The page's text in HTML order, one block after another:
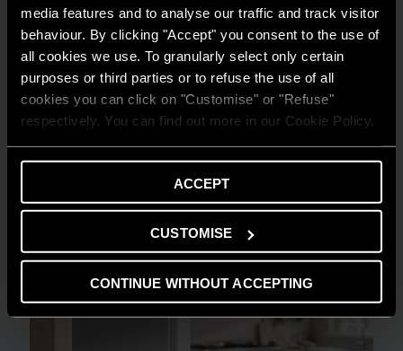
media features and to analyse our traffic and track visitor
behaviour. By clicking "Accept" you consent to the use of
all cookies we use. To granularly select only certain
purposes or third parties or to refuse the use of all
cookies you can click on "Customise" or "Refuse"
respectively. You can find out more in our Cookie Policy.
ACCEPT
CUSTOMISE
CONTINUE WITHOUT ACCEPTING
GHID DE ECONOMISIRE
Întreținerea predictivă: semnificație și
informații | Ariston
AFLĂ MAI MULTE